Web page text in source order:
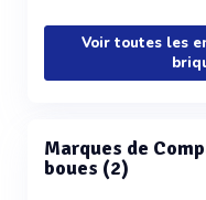
Voir toutes les
Marques de
boues (2)